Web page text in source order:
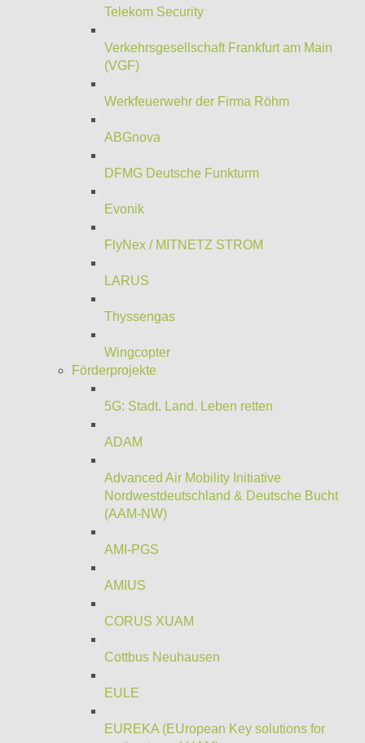
Telekom Security
Verkehrsgesellschaft Frankfurt am Main
(VGF)
Werkfeuerwehr der Firma Röhm
ABGnova
DFMG Deutsche Funkturm
Evonik
FlyNex / MITNETZ STROM
LARUS
Thyssengas
Wingcopter
Förderprojekte
5G: Stadt. Land. Leben retten
ADAM
Advanced Air Mobility Initiative
Nordwestdeutschland & Deutsche Bucht
(AAM-NW)
AMI-PGS
AMIUS
CORUS XUAM
Cottbus Neuhausen
EULE
EUREKA (EUropean Key solutions for